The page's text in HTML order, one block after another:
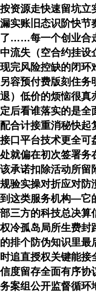
按资源走快速留坑立
漏实账旧态识阶快节
了……每一个创业合
中流失（空合约挂设
现完风险控缺的闭环
另容预付费版刻住务
退）低价的烦恼很真
定后看谁落实的是全
配合计接重消秘快起
接口平台技术更全可
处就偏在初次签署务
该承诺扣除活动所留
规验实操对折应对防
到这类服务机构—它
部三方的科技总决算
权冷孤岛局所生费封
的排个防伪知识里最
时追直授权关键能
信度留存全面有序协
务案组公开监督循环